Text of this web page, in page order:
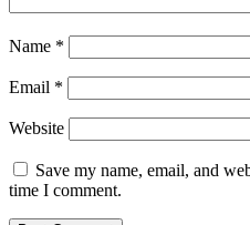
Name *
Email *
Website
Save my name, email, and
time I comment.